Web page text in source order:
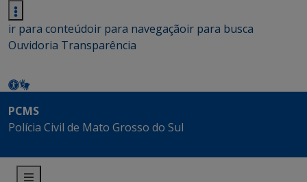
ir para conteúdoir para navegaçãoir para busca
Ouvidoria Transparência
PCMS
Polícia Civil de Mato Grosso do Sul